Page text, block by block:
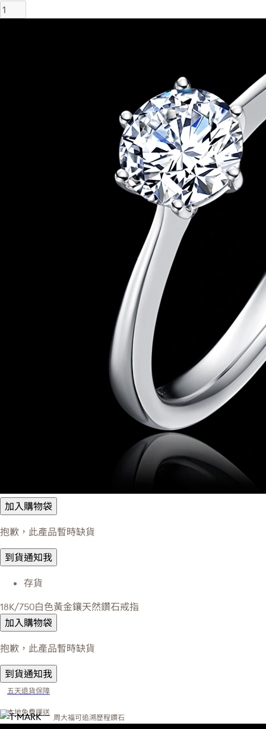
加入購物袋
抱歉，此產品暫時缺貨
到貨通知我
存貨
18K/750白色黃金鑲天然鑽石戒指
加入購物袋
抱歉，此產品暫時缺貨
到貨通知我
五天退貨保障
本地免費運送
周大福可追溯歷程鑽石